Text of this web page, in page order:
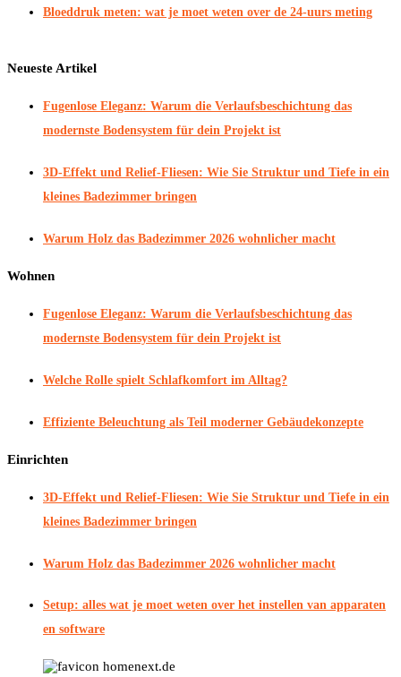
Bloeddruk meten: wat je moet weten over de 24-uurs meting
Neueste Artikel
Fugenlose Eleganz: Warum die Verlaufsbeschichtung das
modernste Bodensystem für dein Projekt ist
3D-Effekt und Relief-Fliesen: Wie Sie Struktur und Tiefe in ein
kleines Badezimmer bringen
Warum Holz das Badezimmer 2026 wohnlicher macht
Wohnen
Fugenlose Eleganz: Warum die Verlaufsbeschichtung das
modernste Bodensystem für dein Projekt ist
Welche Rolle spielt Schlafkomfort im Alltag?
Effiziente Beleuchtung als Teil moderner Gebäudekonzepte
Einrichten
3D-Effekt und Relief-Fliesen: Wie Sie Struktur und Tiefe in ein
kleines Badezimmer bringen
Warum Holz das Badezimmer 2026 wohnlicher macht
Setup: alles wat je moet weten over het instellen van apparaten
en software